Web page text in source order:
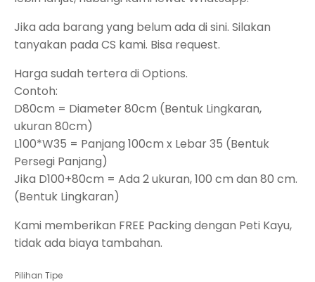
Jika ada barang yang belum ada di sini. Silakan
tanyakan pada CS kami. Bisa request.
Harga sudah tertera di Options.
Contoh:
D80cm = Diameter 80cm (Bentuk Lingkaran,
ukuran 80cm)
L100*W35 = Panjang 100cm x Lebar 35 (Bentuk
Persegi Panjang)
Jika D100+80cm = Ada 2 ukuran, 100 cm dan 80 cm.
(Bentuk Lingkaran)
Kami memberikan FREE Packing dengan Peti Kayu,
tidak ada biaya tambahan.
Pilihan Tipe